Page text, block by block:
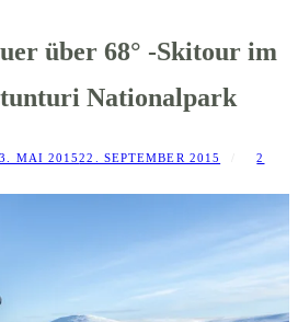
über 68° -Skitour im
Nationalpark
MAI 201522. SEPTEMBER 2015 2